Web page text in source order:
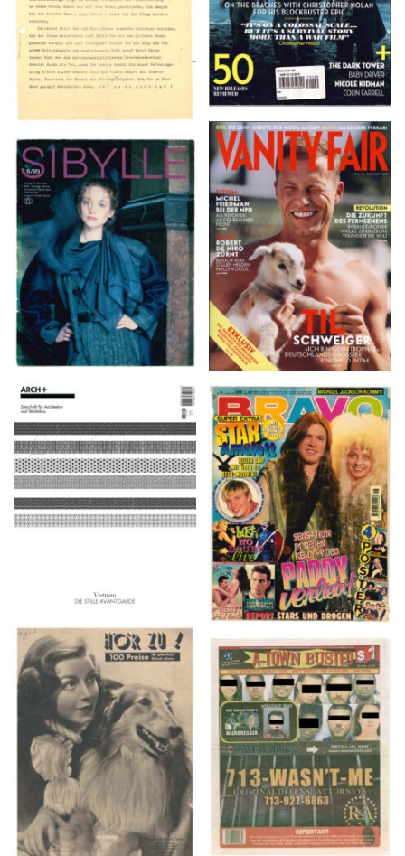
VANITY FAIR – Nr. 7 –
8. Februar 2007
SIBYLLE 6/89
ARCH+ Nr. 226, Herbst
2016
BRAVO – Nr. 8, 13. Febr.
1997
HÖR ZU! – 1949,
NUMMER 10, Woche
vom 27. Februar bis 05.
März
A-TOWN BUSTED –
8/15/16–9/1/16